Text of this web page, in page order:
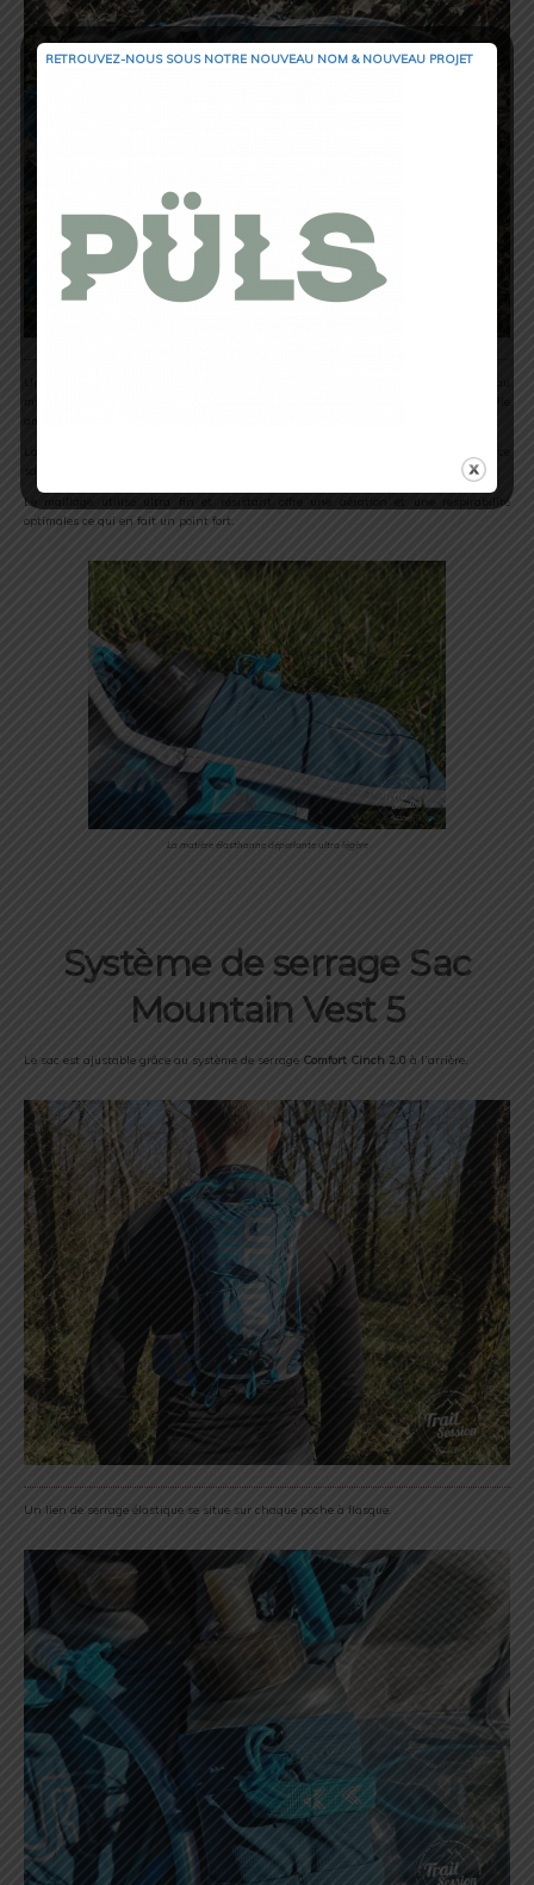
Le maillage utilisé ultra fin et résistant offre une aération et une respirabilité
optimales ce qui en fait un point fort.
La matière élasthanne déperlante ultra légère
Système de serrage Sac
Mountain Vest 5
Le sac est ajustable grâce au système de serrage Comfort Cinch 2.0 à l’arrière.
Un lien de serrage élastique se situe sur chaque poche à flasque.
RETROUVEZ-NOUS SOUS NOTRE NOUVEAU NOM & NOUVEAU PROJET